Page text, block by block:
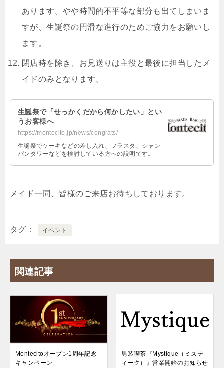
あります。やや時間的不平等な部分も出てしまいま
すが、生誕祭の円滑な進行のためご協力をお願いし
ます。
閉店時を除き、お見送りは主役と最後に担当したメ
イドのみとなります。
生誕祭で「せっかくだから何かしたい」とい
うお客様へ
https://montecito.jp/news/congrats/
生誕祭でケーキなどの差し入れ、フラスタ、シャン
パンタワーなどを検討している方への説明です。
メイド一同、皆様のご来店お待ちしております。
タグ イベント
関連記事
Montecitoオープン1周年記念
キャンペーン
男装喫茶『Mystique（ミステ
ィーク）』営業開始のお知らせ